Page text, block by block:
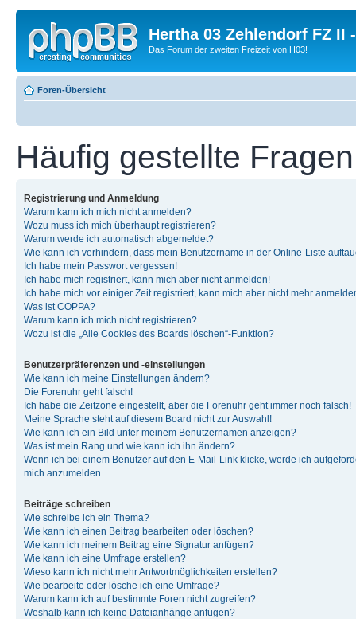
Hertha 03 Zehlendorf FZ II
Das Forum der zweiten Freizeit von H03!
Foren-Übersicht
Häufig gestellte Fragen
Registrierung und Anmeldung
Warum kann ich mich nicht anmelden?
Wozu muss ich mich überhaupt registrieren?
Warum werde ich automatisch abgemeldet?
Wie kann ich verhindern, dass mein Benutzername in der Online-Liste
Ich habe mein Passwort vergessen!
Ich habe mich registriert, kann mich aber nicht anmelden!
Ich habe mich vor einiger Zeit registriert, kann mich aber nicht mehr
Was ist COPPA?
Warum kann ich mich nicht registrieren?
Wozu ist die „Alle Cookies des Boards löschen“-Funktion?
Benutzerpräferenzen und -einstellungen
Wie kann ich meine Einstellungen ändern?
Die Forenuhr geht falsch!
Ich habe die Zeitzone eingestellt, aber die Forenuhr geht immer noch falsch!
Meine Sprache steht auf diesem Board nicht zur Auswahl!
Wie kann ich ein Bild unter meinem Benutzernamen anzeigen?
Was ist mein Rang und wie kann ich ihn ändern?
Wenn ich bei einem Benutzer auf den E-Mail-Link klicke, werde ich
mich anzumelden.
Beiträge schreiben
Wie schreibe ich ein Thema?
Wie kann ich einen Beitrag bearbeiten oder löschen?
Wie kann ich meinem Beitrag eine Signatur anfügen?
Wie kann ich eine Umfrage erstellen?
Wieso kann ich nicht mehr Antwortmöglichkeiten erstellen?
Wie bearbeite oder lösche ich eine Umfrage?
Warum kann ich auf bestimmte Foren nicht zugreifen?
Weshalb kann ich keine Dateianhänge anfügen?